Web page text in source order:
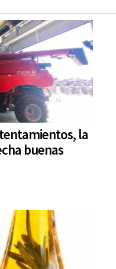
la
buenas